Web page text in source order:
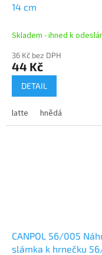
14 cm
Skladem - ihned k
36 Kč bez DPH
44 Kč
DETAIL
latte hnědá
CANPOL 56/005
slámka k hrnečku